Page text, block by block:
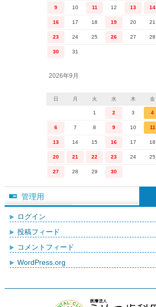
9 10 11 12 13 14
16 17 18 19 20 21
23 24 25 26 27 28
30 31
2026年9月
日 月 火 水 木 金
1 2 3 4
6 7 8 9 10 11
13 14 15 16 17 18
20 21 22 23 24 25
27 28 29 30
管理用
ログイン
投稿フィード
コメントフィード
WordPress.org